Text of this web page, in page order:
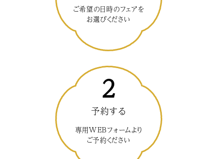
ご希望の日時のフェアを
お選びください
2
予約する
専用WEBフォームより
ご予約ください